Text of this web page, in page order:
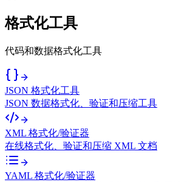
格式化工具
代码和数据格式化工具
JSON 格式化工具
JSON 数据格式化、验证和压缩工具
XML 格式化/验证器
在线格式化、验证和压缩 XML 文档
YAML 格式化/验证器